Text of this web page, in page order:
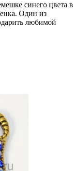
синего цвета в
Один из
любимой